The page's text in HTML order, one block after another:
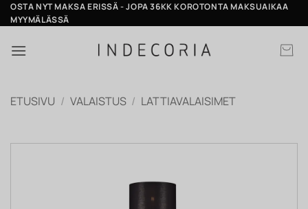
Skip
to
OSTA NYT MAKSA ERISSÄ - JOPA 36KK KOROTONTA MAKSUAIKAA
MYYMÄLÄSSÄ
ETUSIVU / VALAISTUS / LATTIAVALAISIMET